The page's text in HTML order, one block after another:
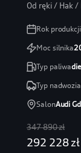
Od ręki / Hak /
Rok produkcji
Moc silnika
Typ paliwa
Typ nadwozia
SalonAudi
347 890 zł
292 228 zł